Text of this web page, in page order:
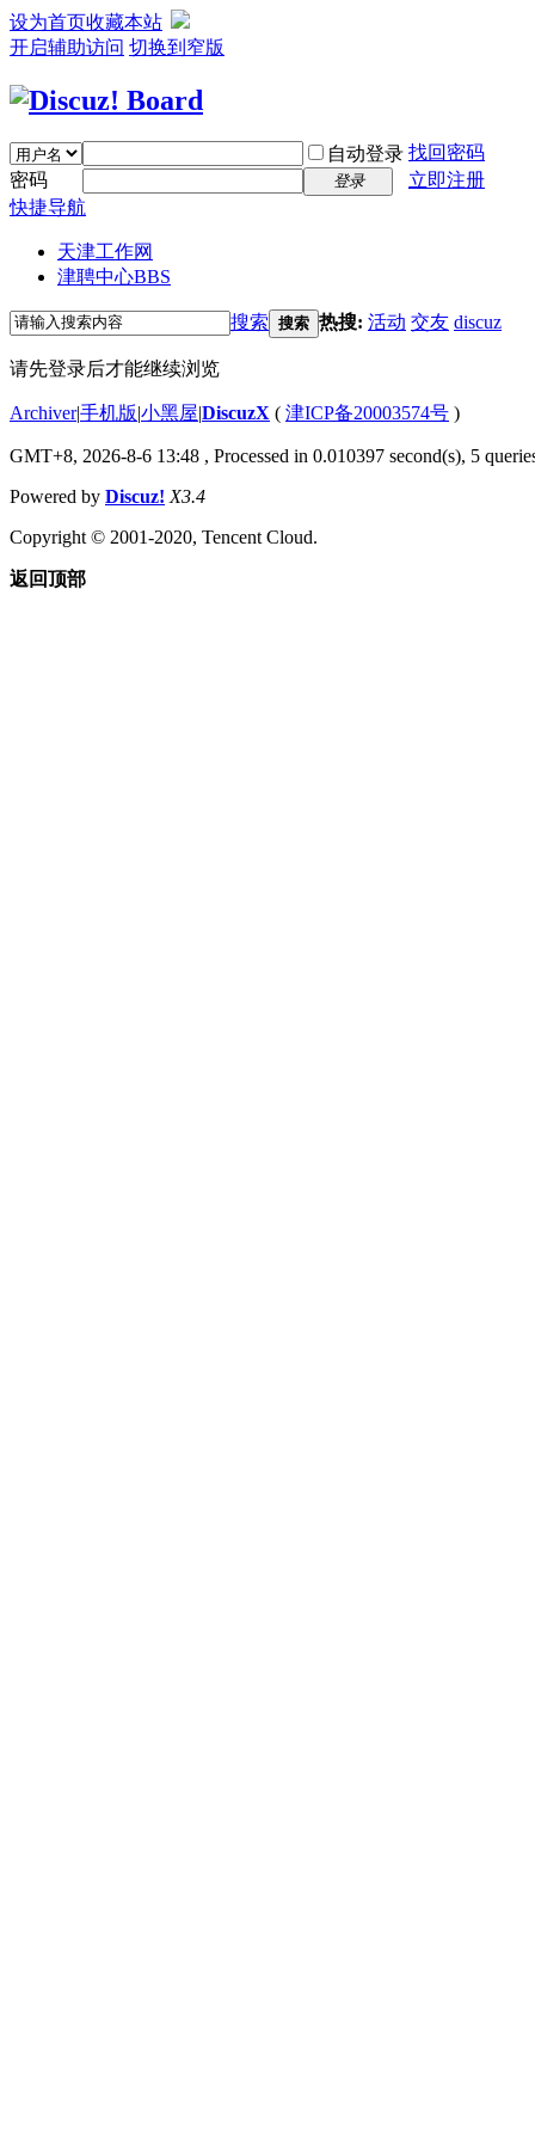
设为首页收藏本站
开启辅助访问 切换到窄版
自动登录 找回密码
密码
登录
立即注册
快捷导航
天津工作网
津聘中心BBS
搜索 搜索 热搜: 活动 交友 discuz
请先登录后才能继续浏览
Archiver|手机版|小黑屋|DiscuzX ( 津ICP备20003574号 )
GMT+8, 2026-8-6 13:48 , Processed in 0.010397 second(s), 5
Powered by Discuz! X3.4
Copyright © 2001-2020, Tencent Cloud.
返回顶部